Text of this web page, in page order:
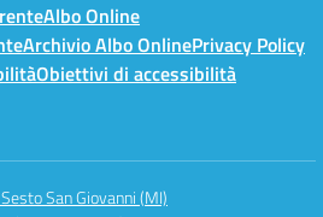
Albo Online
Archivio Albo OnlinePrivacy Policy
Obiettivi di accessibilità
San Giovanni (MI)